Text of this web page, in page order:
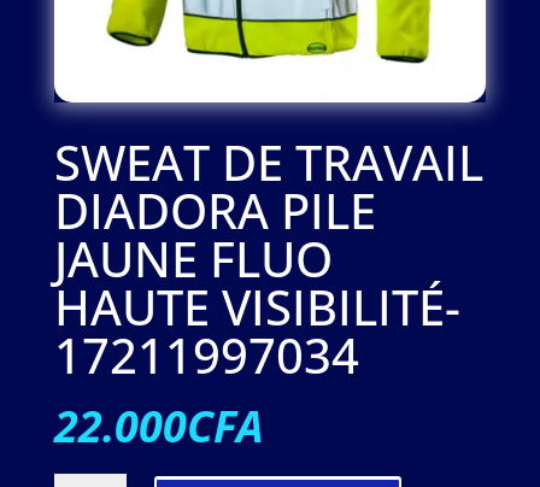
SWEAT DE TRAVAIL
DIADORA PILE
JAUNE FLUO
HAUTE VISIBILITÉ-
17211997034
22.000CFA